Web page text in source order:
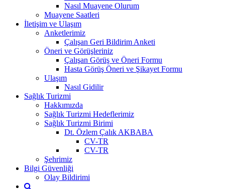
Nasıl Muayene Olurum
Muayene Saatleri
İletişim ve Ulaşım
Anketlerimiz
Çalışan Geri Bildirim Anketi
Öneri ve Görüşleriniz
Çalışan Görüş ve Öneri Formu
Hasta Görüş Öneri ve Şikayet Formu
Ulaşım
Nasıl Gidilir
Sağlık Turizmi
Hakkımızda
Sağlık Turizmi Hedeflerimiz
Sağlık Turizmi Birimi
Dt. Özlem Çalık AKBABA
CV-TR
CV-TR
Şehrimiz
Bilgi Güvenliği
Olay Bildirimi